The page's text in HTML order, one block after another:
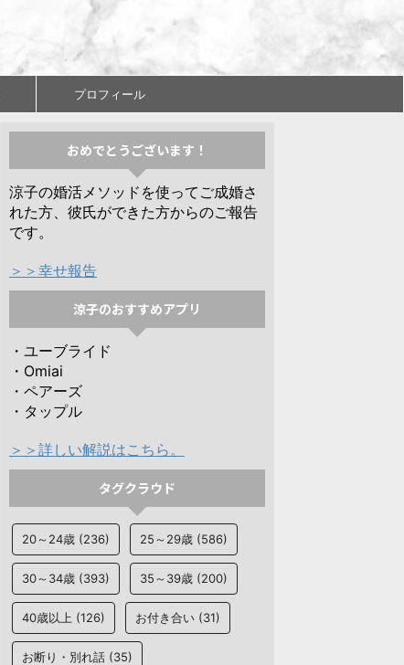
プロフィール
おめでとうございます！
涼子の婚活メソッドを使ってご成婚さ
れた方、彼氏ができた方からのご報告
です。
＞＞幸せ報告
涼子のおすすめアプリ
・ユーブライド
・Omiai
・ペアーズ
・タップル
＞＞詳しい解説はこちら。
タグクラウド
20～24歳 (236) 25～29歳 (586)
30～34歳 (393) 35～39歳 (200)
40歳以上 (126) お付き合い (31)
お断り・別れ話 (35)